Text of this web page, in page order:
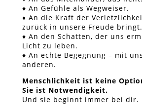
♦ An Gefühle als Wegweiser.
♦ An die Kraft der
zurück in unsere Freude bringt.
♦ An den Schatten, der uns
Licht zu leben.
♦ An echte Begegnung – mit
anderen.
Menschlichkeit ist keine
Sie ist Notwendigkeit.
Und sie beginnt immer bei dir.